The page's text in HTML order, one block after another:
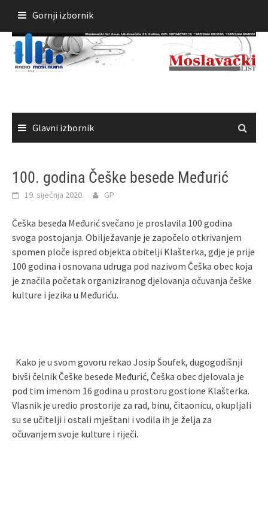
sadržaja
Gornji izbornik
Glavni izbornik
100. godina Češke besede Međurić
19. siječnja 2020. GP
Češka beseda Međurić svečano je proslavila 100 godina
svoga postojanja. Obilježavanje je započelo otkrivanjem
spomen ploče ispred objekta obitelji Klašterka, gdje je prije
100 godina i osnovana udruga pod nazivom Češka obec koja
je značila početak organiziranog djelovanja očuvanja češke
kulture i jezika u Međuriću.
Kako je u svom govoru rekao Josip Šoufek, dugogodišnji
bivši čelnik Češke besede Međurić, Češka obec djelovala je
pod tim imenom 16 godina u prostoru gostione Klašterka.
Vlasnik je uredio prostorije za rad, binu, čitaonicu, okupljali
su se učitelji i ostali mještani i vodila ih je želja za
očuvanjem svoje kulture i riječi.